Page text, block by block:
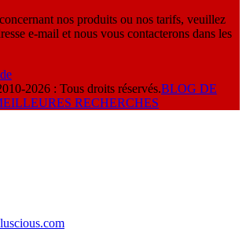
nos produits ou nos tarifs, veuillez
e-mail et nous vous contacterons dans les
2026 : Tous droits réservés.BLOG DE
RECHERCHES